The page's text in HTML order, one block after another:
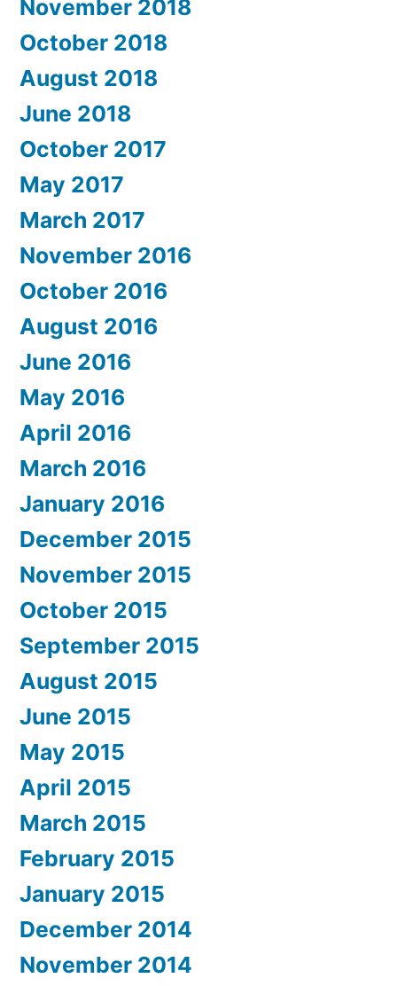
November 2018
October 2018
August 2018
June 2018
October 2017
May 2017
March 2017
November 2016
October 2016
August 2016
June 2016
May 2016
April 2016
March 2016
January 2016
December 2015
November 2015
October 2015
September 2015
August 2015
June 2015
May 2015
April 2015
March 2015
February 2015
January 2015
December 2014
November 2014